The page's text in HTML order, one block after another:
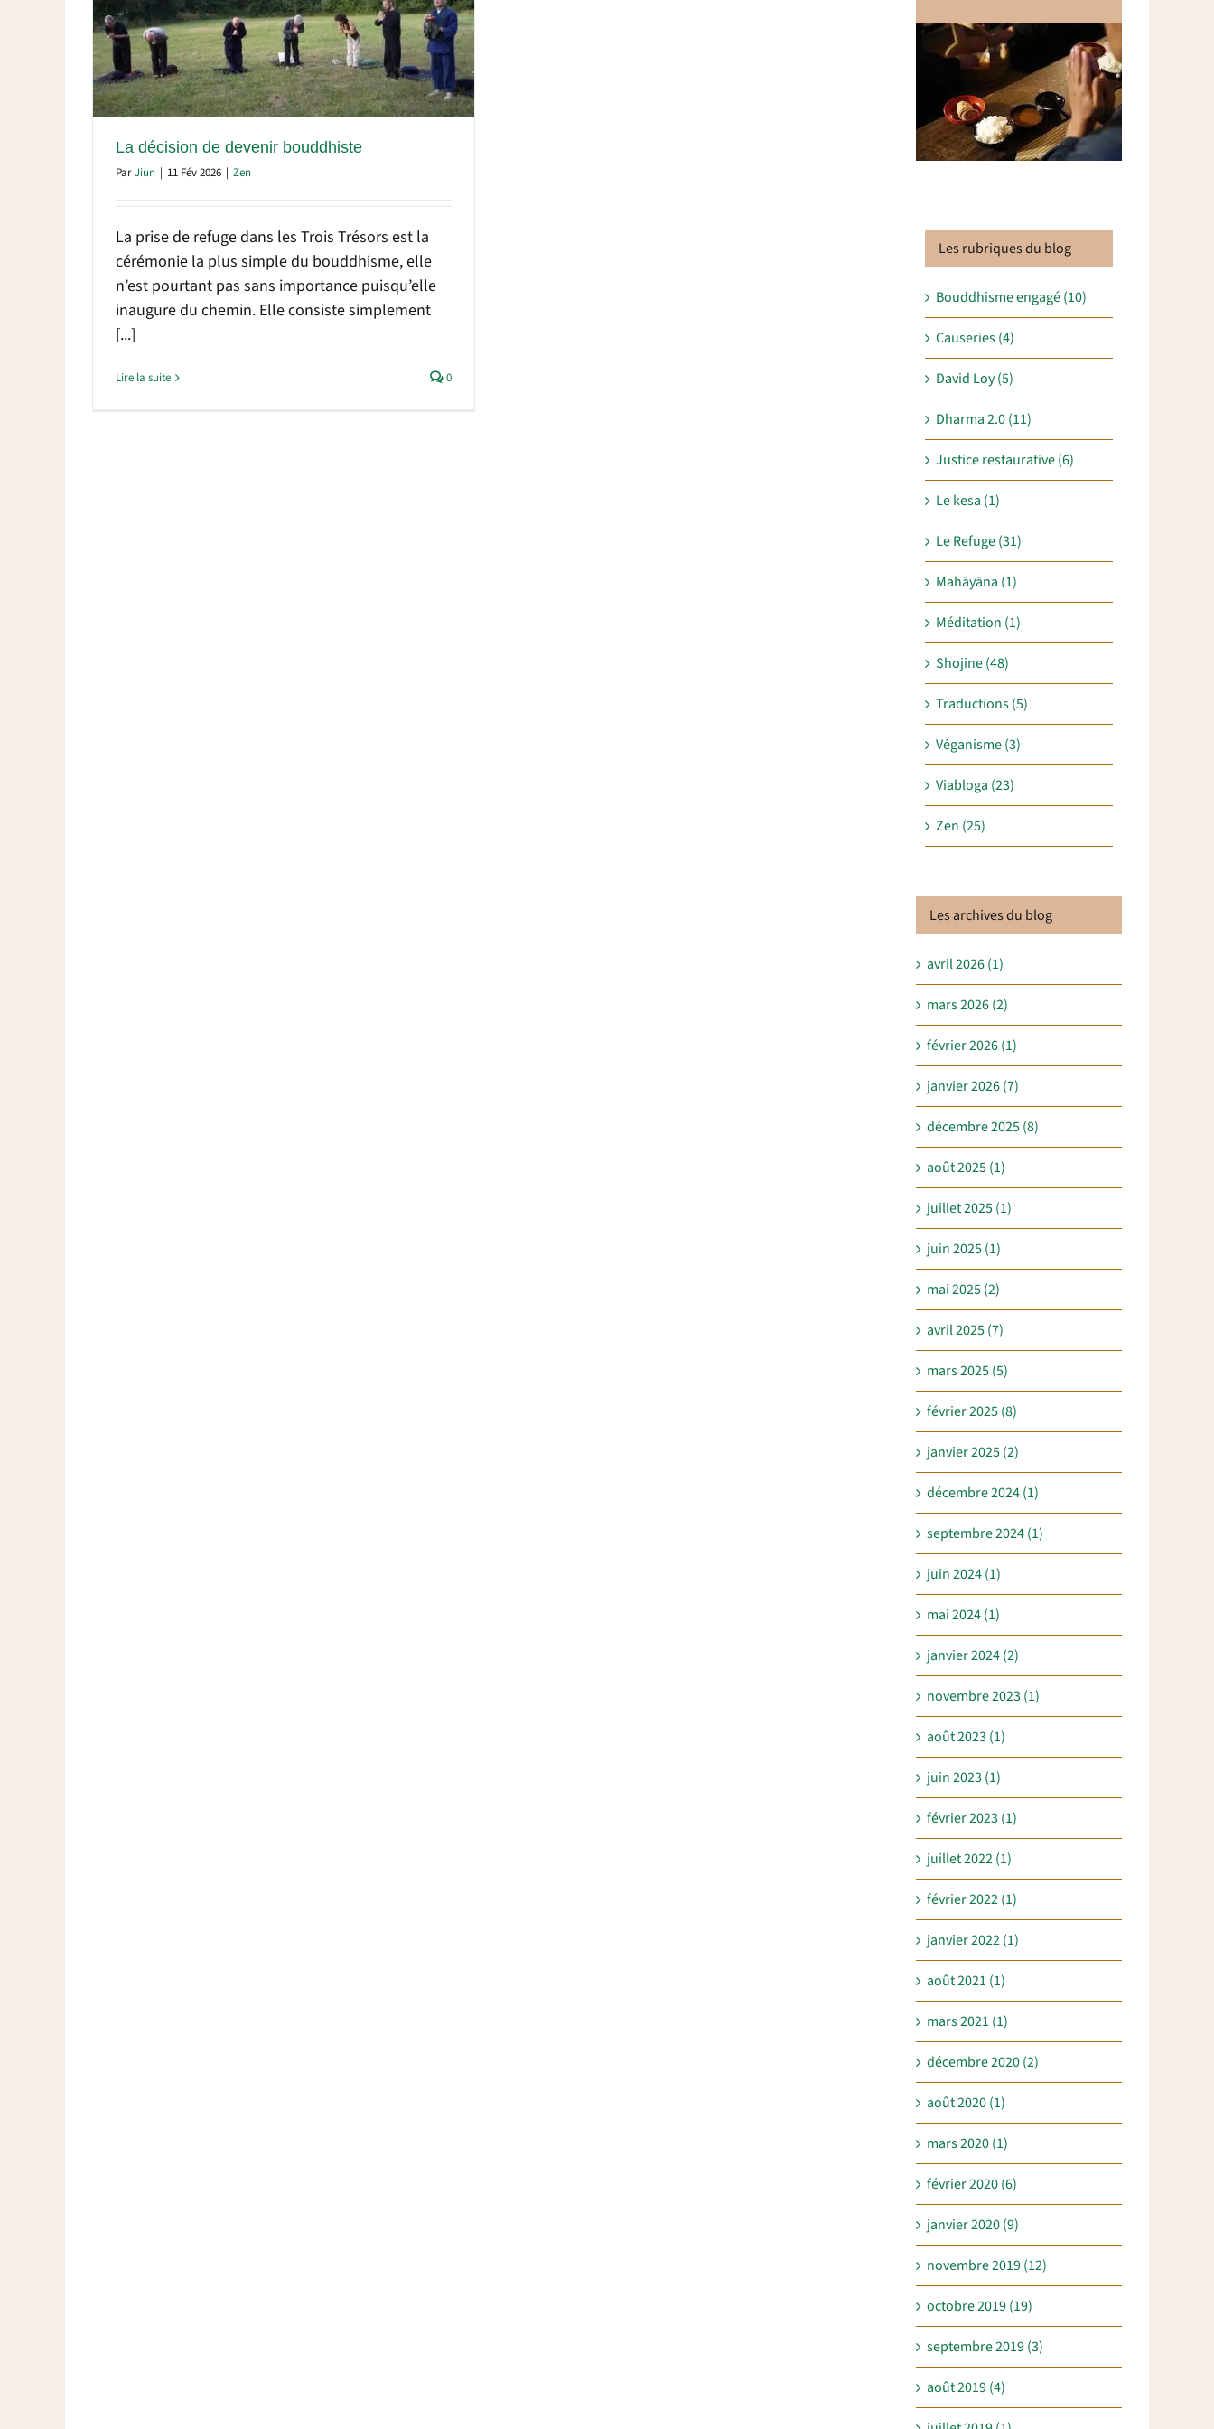
La décision de devenir bouddhiste
ParJiun | 11 Fév 2026 | Zen
La prise de refuge dans les Trois Trésors est la
cérémonie la plus simple du bouddhisme, elle
n’est pourtant pas sans importance puisqu’elle
inaugure du chemin. Elle consiste simplement
[...]
Lire la suite 0
Les rubriques du blog
Bouddhisme engagé (10)
Causeries (4)
David Loy (5)
Dharma 2.0 (11)
Justice restaurative (6)
Le kesa (1)
Le Refuge (31)
Mahāyāna (1)
Méditation (1)
Shojine (48)
Traductions (5)
Véganisme (3)
Viabloga (23)
Zen (25)
Les archives du blog
avril 2026 (1)
mars 2026 (2)
février 2026 (1)
janvier 2026 (7)
décembre 2025 (8)
août 2025 (1)
juillet 2025 (1)
juin 2025 (1)
mai 2025 (2)
avril 2025 (7)
mars 2025 (5)
février 2025 (8)
janvier 2025 (2)
décembre 2024 (1)
septembre 2024 (1)
juin 2024 (1)
mai 2024 (1)
janvier 2024 (2)
novembre 2023 (1)
août 2023 (1)
juin 2023 (1)
février 2023 (1)
juillet 2022 (1)
février 2022 (1)
janvier 2022 (1)
août 2021 (1)
mars 2021 (1)
décembre 2020 (2)
août 2020 (1)
mars 2020 (1)
février 2020 (6)
janvier 2020 (9)
novembre 2019 (12)
octobre 2019 (19)
septembre 2019 (3)
août 2019 (4)